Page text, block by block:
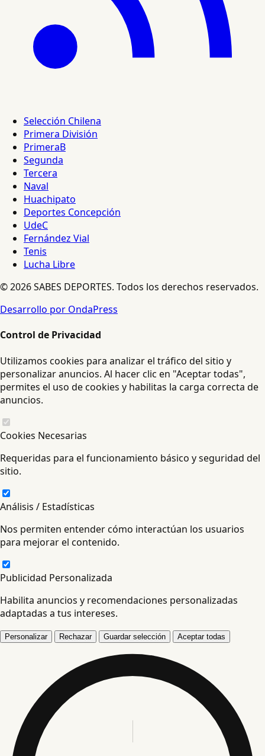
Selección Chilena
Primera División
PrimeraB
Segunda
Tercera
Naval
Huachipato
Deportes Concepción
UdeC
Fernández Vial
Tenis
Lucha Libre
© 2026 SABES DEPORTES. Todos los derechos reservados.
Desarrollo por OndaPress
Control de Privacidad
Utilizamos cookies para analizar el tráfico del sitio y
personalizar anuncios. Al hacer clic en "Aceptar todas",
permites el uso de cookies y habilitas la carga correcta de
anuncios.
Cookies Necesarias
Requeridas para el funcionamiento básico y seguridad del
sitio.
Análisis / Estadísticas
Nos permiten entender cómo interactúan los usuarios
para mejorar el contenido.
Publicidad Personalizada
Habilita anuncios y recomendaciones personalizadas
adaptadas a tus intereses.
Personalizar Rechazar Guardar selección Aceptar todas